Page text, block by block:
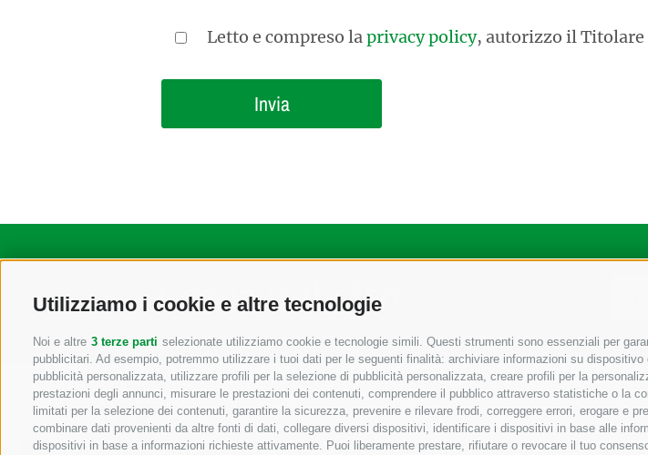
Utilizziamo i cookie e altre tecnologie
Noi e altre 3 terze parti selezionate utilizziamo cookie e tecnologie simili. Questi strumenti sono essenziali per
pubblicitari. Ad esempio, potremmo utilizzare i tuoi dati per le seguenti finalità: archiviare informazioni su
pubblicità personalizzata, utilizzare profili per la selezione di pubblicità personalizzata, creare profili per la
prestazioni degli annunci, misurare le prestazioni dei contenuti, comprendere il pubblico attraverso statistiche o la
limitati per la selezione dei contenuti, garantire la sicurezza, prevenire e rilevare frodi, correggere errori, erogare e
combinare dati provenienti da altre fonti di dati, collegare diversi dispositivi, identificare i dispositivi in base alle
dispositivi in base a informazioni richieste attivamente. Puoi liberamente prestare, rifiutare o revocare il tuo
Letto e compreso laprivacy policy, autorizzo il
Cerca nel sito